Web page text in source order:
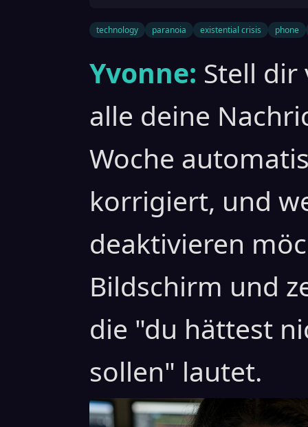
technology paranoia existential crisis phone
Yvonne: Stell dir
alle deine
Woche
korrigiert, und
deaktivieren
Bildschirm und
die "du hättest
sollen" lautet.